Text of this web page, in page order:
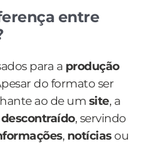
entre
para a produção
do formato ser
ao de um site, a
descontraído, servindo
, notícias ou